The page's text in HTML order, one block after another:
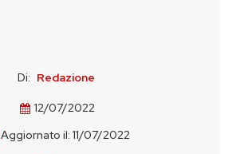
Di: Redazione
12/07/2022
Aggiornato il: 11/07/2022